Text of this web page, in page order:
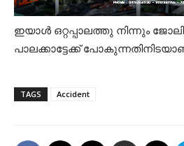
ഇയാൾ ഒറ്റപ്പാലത്തു നിന്നും
പാലക്കാട്ടേക്ക്
TAGS Accident